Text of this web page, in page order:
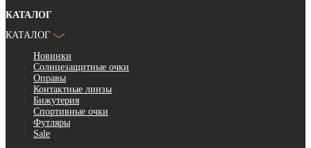
КАТАЛОГ
КАТАЛОГ
Новинки
Солнцезащитные очки
Оправы
Контактные линзы
Бижутерия
Спортивные очки
Футляры
Sale